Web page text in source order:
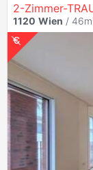
1120 Wien /